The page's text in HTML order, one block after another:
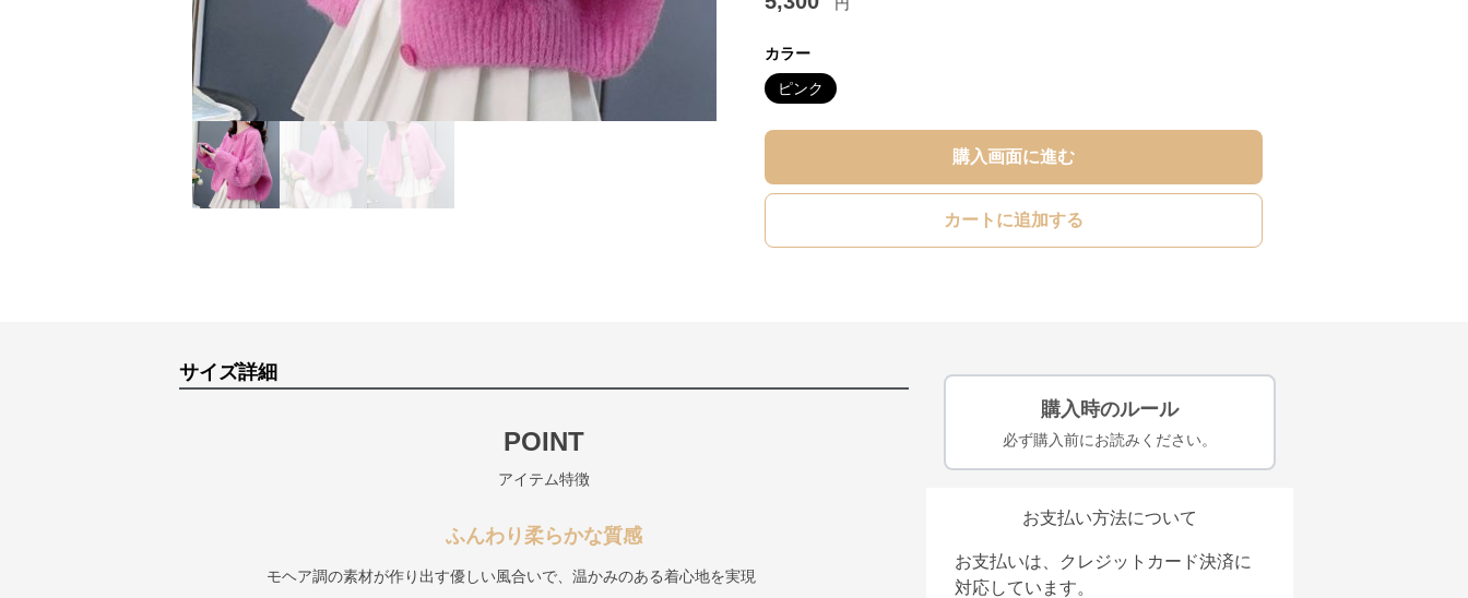
カラー
ピンク
購入画面に進む
カートに追加する
サイズ詳細
POINT
アイテム特徴
ふんわり柔らかな質感
モヘア調の素材が作り出す優しい風合いで、温かみのある着心地を実現
購入時のルール
必ず購入前にお読みください。
お支払い方法について
お支払いは、クレジットカード決済に
対応しています。